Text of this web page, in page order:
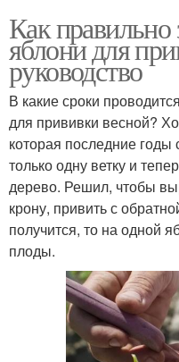
Как правильно
яблони для
руководство
В какие сроки
для прививки весной?
которая последние годы
только одну ветку и
дерево. Решил, чтобы
крону, привить с
получится, то на одной
плоды.